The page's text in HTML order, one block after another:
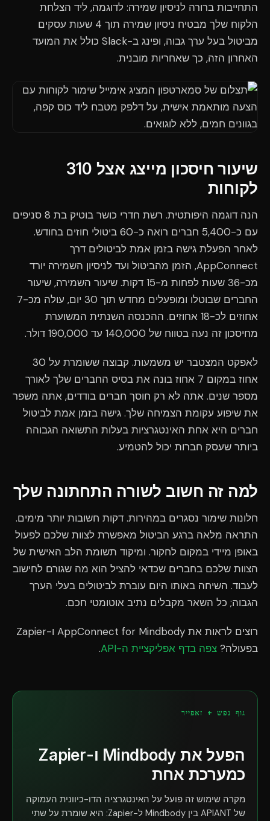
התחייבות ברורה לניסיון שמירה: לדוגמה, ליד הצלחת
הלקוח שלך מבטיח ניסיון שמירה תוך 4 שעות עסקים
מביטול בעל ערך גבוה, ופינג ב-Slack כולל את המועד
האחרון הזה, כך שאחריות מובנית.
שיעור חיסכון מייצג אצל 310
לקוחות
הנה דוגמה היפותטית. רשת חדרי כושר בוטיק בת 8 סניפים
עם כ-5,400 חברים רואה כ-60 ביטולי חוזים בחודש.
לאחר הפעלת גישה בזמן אמת לביטולים דרך
AppConnect, הזמן מהביטול ועד לניסיון השמירה יורד
מכ-36 שעות לפחות מ-15 דקות. שיעור השמירה, שיעור
החברים שבוטלו ומופעלים מחדש תוך 30 יום, עולה מכ-7
אחוזים לכ-18 אחוזים. ההכנסה השנתית המשוערת
מחיסכון זה נעה בטווח של 140,000 עד 190,000 דולר.
לאפקט המצטבר יש משמעות. קבוצה ששומרת על 30
אחוז במקום 7 אחוז בונה את בסיס החברים שלך לאורך
מספר שנים. אתה לא רק חוסך חברים בודדים, אתה משפר
את שיפוע עקומת הצמיחה שלך. גישה בזמן אמת לביטול
חברים היא אחת האינטגרציות בעלות התשואה הגבוהה
ביותר שעסק חברות יכול להטמיע.
למה זה חשוב לשורה התחתונה שלך
חלונות שימור נסגרים במהירות. דקות חשובות יותר מימים.
התראה מלאה ברגע הביטול מאפשרת לצוות שלכם לפעול
באופן מיידי במקום לחקור. ומיקוד תשומת הלב האישית של
הצוות שלכם בחברים שכדאי להציל הוא מה שגורם לחישוב
לעבוד. השיחה באותו היום עוברת לביטולים בעלי הערך
הגבוה; כל השאר מקבלים נתיב אוטומטי חכם.
רוצים לראות את AppConnect for Mindbody ו-Zapier
בפעולה? צפה בדף אפליקציית ה-API .
גוף נפש + זאפייר
הפעל את Mindbody ו-Zapier
כמערכת אחת
מקרה שימוש זה פועל על האינטגרציה הדו-כיוונית העמוקה
של APIANT בין Mindbody ל-Zapier: היא שומרת על שתי